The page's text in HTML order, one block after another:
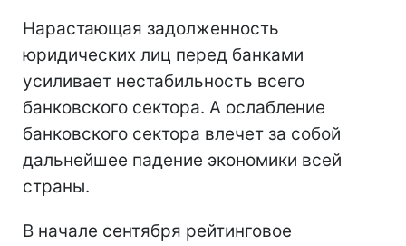
Нарастающая задолженность
юридических лиц перед банками
усиливает нестабильность всего
банковского сектора. А ослабление
банковского сектора влечет за собой
дальнейшее падение экономики всей
страны.
В начале сентября рейтинговое